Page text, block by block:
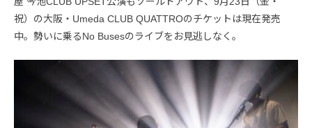
祝）の大阪・Umeda CLUB QUATTROのチケットは現在発売
中。勢いに乗るNo Busesのライブをお見逃しなく。